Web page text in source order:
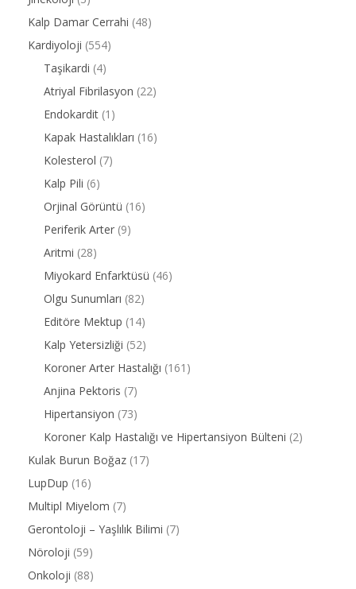
Kalp Damar Cerrahi (48)
Kardiyoloji (554)
Taşikardi (4)
Atriyal Fibrilasyon (22)
Endokardit (1)
Kapak Hastalıkları (16)
Kolesterol (7)
Kalp Pili (6)
Orjinal Görüntü (16)
Periferik Arter (9)
Aritmi (28)
Miyokard Enfarktüsü (46)
Olgu Sunumları (82)
Editöre Mektup (14)
Kalp Yetersizliği (52)
Koroner Arter Hastalığı (161)
Anjina Pektoris (7)
Hipertansiyon (73)
Koroner Kalp Hastalığı ve Hipertansiyon Bülteni (2)
Kulak Burun Boğaz (17)
LupDup (16)
Multipl Miyelom (7)
Gerontoloji – Yaşlılık Bilimi (7)
Nöroloji (59)
Onkoloji (88)